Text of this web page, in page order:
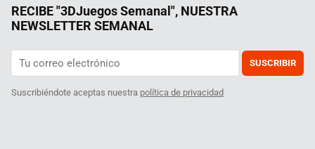
RECIBE "3DJuegos Semanal", NUESTRA
NEWSLETTER SEMANAL
SUSCRIBIR
Suscribiéndote aceptas nuestra política de privacidad